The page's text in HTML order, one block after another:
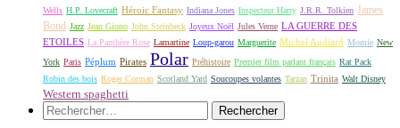
Wells H.P. Lovecraft Héroic Fantasy Indiana Jones Inspecteur Harry J.R.R. Tolkien James
Bond Jazz Jean Giono John Steinbeck Joyeux Noël Jules Verne LA GUERRE DES
ETOILES La Panthère Rose Lamartine Loup-garou Marguerite Michel Audiard Momie New
York Paris Péplum Pirates Polar Préhistoire Premier film parlant français Rat Pack
Robin des bois Roger Corman Scotland Yard Soucoupes volantes Tarzan Trinita Walt Disney
Western spaghetti
Rechercher :